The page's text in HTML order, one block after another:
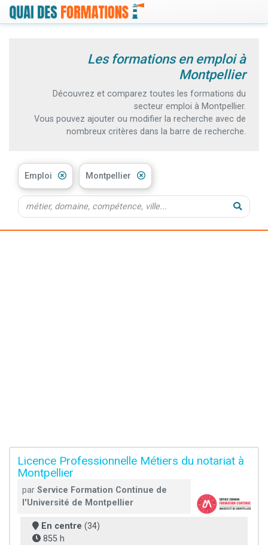
Les formations en emploi à
Montpellier
Découvrez et comparez toutes les formations du
secteur emploi à Montpellier.
Vous pouvez ajouter ou modifier la recherche avec de
nombreux critères dans la barre de recherche.
Emploi Montpellier
Licence Professionnelle Métiers du notariat à
Montpellier
par Service Formation Continue de
l'Université de Montpellier
En centre (34)
855 h